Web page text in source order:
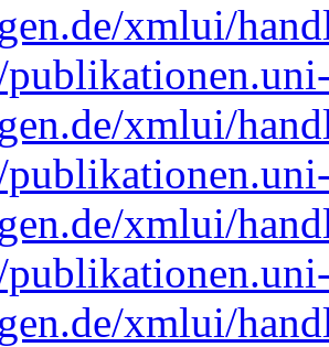
xmlui/
xmlui/
xmlui/
xmlui/